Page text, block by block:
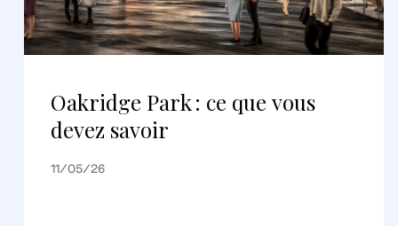
Oakridge Park : ce que vous
devez savoir
11/05/26